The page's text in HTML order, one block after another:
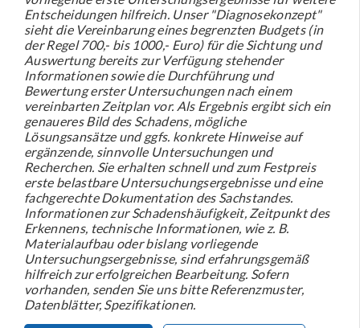
Entscheidungen hilfreich. Unser "Diagnosekonzept"
sieht die Vereinbarung eines begrenzten Budgets (in
der Regel 700,- bis 1000,- Euro) für die Sichtung und
Auswertung bereits zur Verfügung stehender
Informationen sowie die Durchführung und
Bewertung erster Untersuchungen nach einem
vereinbarten Zeitplan vor. Als Ergebnis ergibt sich ein
genaueres Bild des Schadens, mögliche
Lösungsansätze und ggfs. konkrete Hinweise auf
ergänzende, sinnvolle Untersuchungen und
Recherchen. Sie erhalten schnell und zum Festpreis
erste belastbare Untersuchungsergebnisse und eine
fachgerechte Dokumentation des Sachstandes.
Informationen zur Schadenshäufigkeit, Zeitpunkt des
Erkennens, technische Informationen, wie z. B.
Materialaufbau oder bislang vorliegende
Untersuchungsergebnisse, sind erfahrungsgemäß
hilfreich zur erfolgreichen Bearbeitung. Sofern
vorhanden, senden Sie uns bitte Referenzmuster,
Datenblätter, Spezifikationen.